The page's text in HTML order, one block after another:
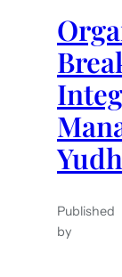
Published
by